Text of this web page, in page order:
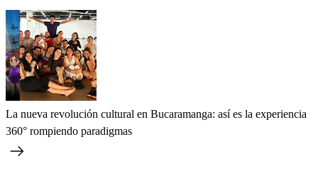
La nueva revolución cultural en Bucaramanga: así es la experiencia
360° rompiendo paradigmas